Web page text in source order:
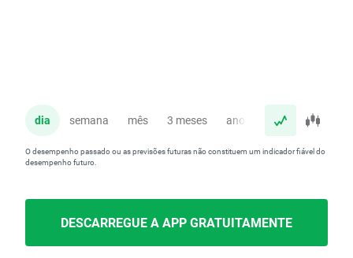
dia semana mês 3 meses ano
O desempenho passado ou as previsões futuras não constituem um indicador fiável do
desempenho futuro.
DESCARREGUE A APP GRATUITAMENTE